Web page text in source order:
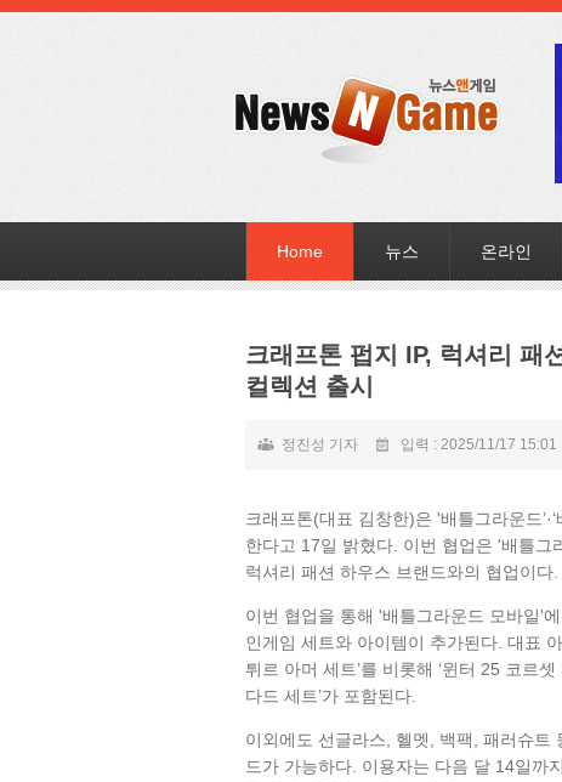
Home 뉴스 온라인
크래프톤 펍지 IP, 럭셔리 패
컬렉션 출시
정진성 기자 입력 : 2025/11/17 15:01
크래프톤(대표 김창한)은 '배틀그라운드
한다고 17일 밝혔다. 이번 협업은 '배틀
럭셔리 패션 하우스 브랜드와의 협업이다.
이번 협업을 통해 '배틀그라운드 모바일'
인게임 세트와 아이템이 추가된다. 대표
튀르 아머 세트’를 비롯해 ‘윈터 25 코르
다드 세트’가 포함된다.
이외에도 선글라스, 헬멧, 백팩, 패러슈트
드가 가능하다. 이용자는 다음 달 14일까